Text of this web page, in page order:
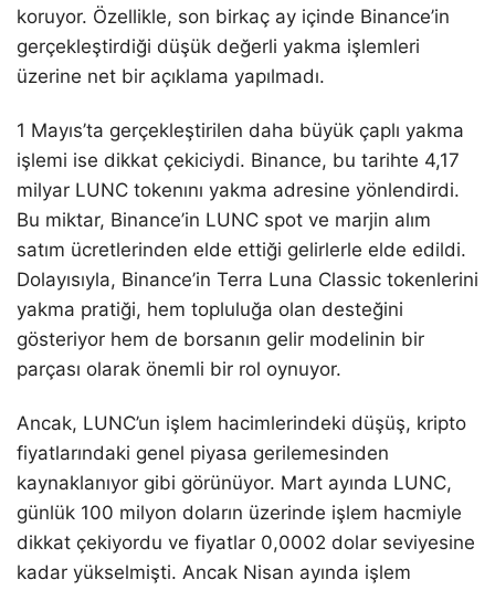
koruyor. Özellikle, son birkaç ay içinde Binance’in
gerçekleştirdiği düşük değerli yakma işlemleri
üzerine net bir açıklama yapılmadı.
1 Mayıs’ta gerçekleştirilen daha büyük çaplı yakma
işlemi ise dikkat çekiciydi. Binance, bu tarihte 4,17
milyar LUNC tokenını yakma adresine yönlendirdi.
Bu miktar, Binance’in LUNC spot ve marjin alım
satım ücretlerinden elde ettiği gelirlerle elde edildi.
Dolayısıyla, Binance’in Terra Luna Classic tokenlerini
yakma pratiği, hem topluluğa olan desteğini
gösteriyor hem de borsanın gelir modelinin bir
parçası olarak önemli bir rol oynuyor.
Ancak, LUNC’un işlem hacimlerindeki düşüş, kripto
fiyatlarındaki genel piyasa gerilemesinden
kaynaklanıyor gibi görünüyor. Mart ayında LUNC,
günlük 100 milyon doların üzerinde işlem hacmiyle
dikkat çekiyordu ve fiyatlar 0,0002 dolar seviyesine
kadar yükselmişti. Ancak Nisan ayında işlem